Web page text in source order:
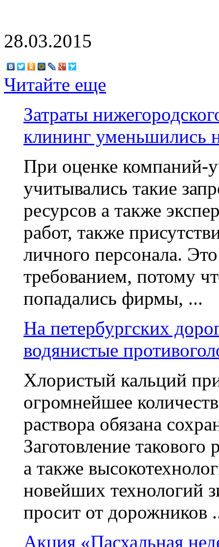
28.03.2015
Читайте еще
Затраты
клининг уменьшились
При оценке компаний-
учитывались такие
ресурсов а также
работ, также
личного персонала.
требованием, потому
попадались фирмы, ...
На петербургских
водянистые
Хлористый кальций
огромнейшее
раствора обязана
Заготовление
а также
новейших технологий
просит от дорожников
Акция «Пасхальная